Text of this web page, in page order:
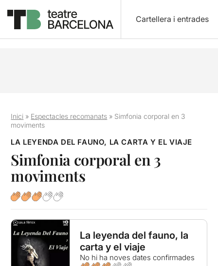
Cartellera i entrades
Inici » Espectacles recomanats » Simfonia corporal en 3
moviments
LA LEYENDA DEL FAUNO, LA CARTA Y EL VIAJE
Simfonia corporal en 3
moviments
La leyenda del fauno, la
carta y el viaje
No hi ha noves dates confirmades